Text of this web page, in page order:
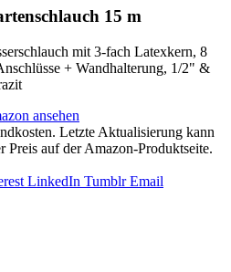
15 m
mit 3-fach Latexkern, 8
+ Wandhalterung, 1/2" &
ansehen
Letzte Aktualisierung kann
Preis auf der Amazon-Produktseite.
LinkedIn Tumblr Email